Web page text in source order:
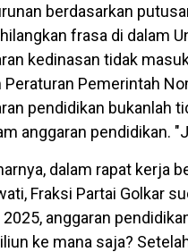
berdasarkan
frasa di dalam
kedinasan tidak
Peraturan Pemerintah
pendidikan bukanlah
anggaran pendidikan.
dalam rapat kerja
Fraksi Partai Golkar
2025, anggaran
ke mana saja?